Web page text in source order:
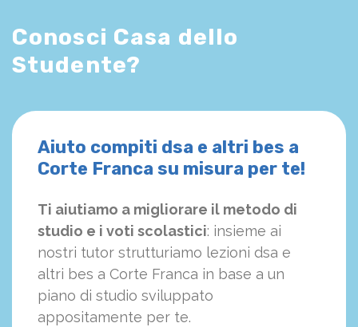
Conosci Casa dello
Studente?
Aiuto compiti dsa e altri bes a
Corte Franca su misura per te!
Ti aiutiamo a migliorare il metodo di
studio e i voti scolastici: insieme ai
nostri tutor strutturiamo lezioni dsa e
altri bes a Corte Franca in base a un
piano di studio sviluppato
appositamente per te.